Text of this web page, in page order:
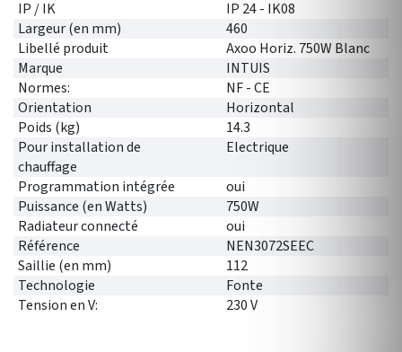
IP / IK
IP 24 - IK08
Largeur (en mm)
460
Libellé produit
Axoo Horiz. 750W Blanc
Marque
INTUIS
Normes:
NF - CE
Orientation
Horizontal
Poids (kg)
14.3
Pour installation de
chauffage
Electrique
Programmation intégrée
oui
Puissance (en Watts)
750W
Radiateur connecté
oui
Référence
NEN3072SEEC
Saillie (en mm)
112
Technologie
Fonte
Tension en V:
230 V